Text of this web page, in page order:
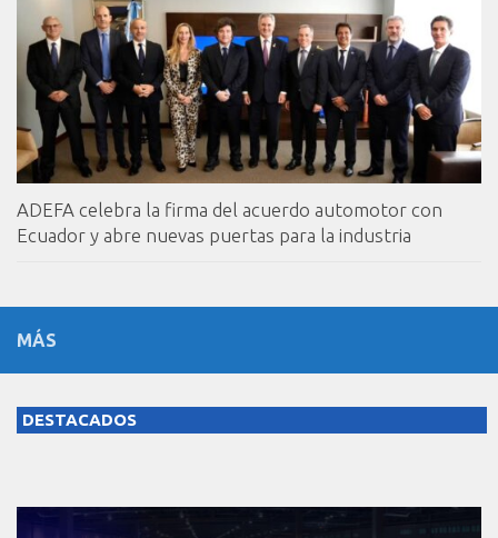
ADEFA celebra la firma del acuerdo automotor con
Ecuador y abre nuevas puertas para la industria
MÁS
DESTACADOS